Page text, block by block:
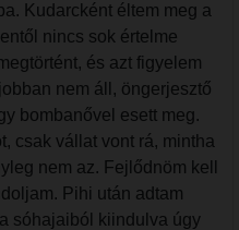
Kudarcként éltem meg a
nincs sok értelme
és azt figyelem
nem áll, öngerjesztő
bombanővel esett meg.
csak vállat vont rá, mintha
nem az. Fejlődnöm kell
Pihi után adtam
sóhajaiból kiindulva úgy